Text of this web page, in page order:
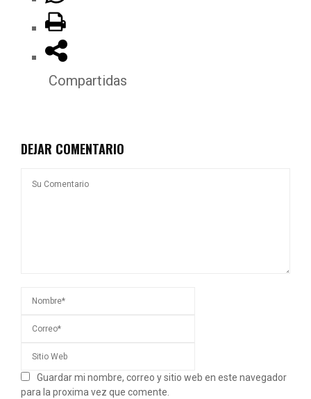
Compartidas
DEJAR COMENTARIO
Guardar mi nombre, correo y sitio web en este navegador
para la proxima vez que comente.